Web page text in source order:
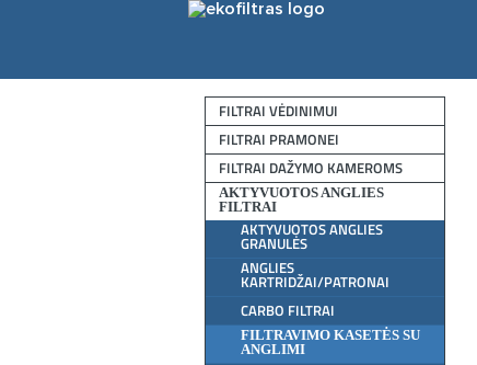
FILTRAI VĖDINIMUI
FILTRAI PRAMONEI
FILTRAI DAŽYMO KAMEROMS
AKTYVUOTOS ANGLIES
FILTRAI
AKTYVUOTOS ANGLIES
GRANULĖS
ANGLIES
KARTRIDŽAI/PATRONAI
CARBO FILTRAI
FILTRAVIMO KASETĖS SU
ANGLIMI